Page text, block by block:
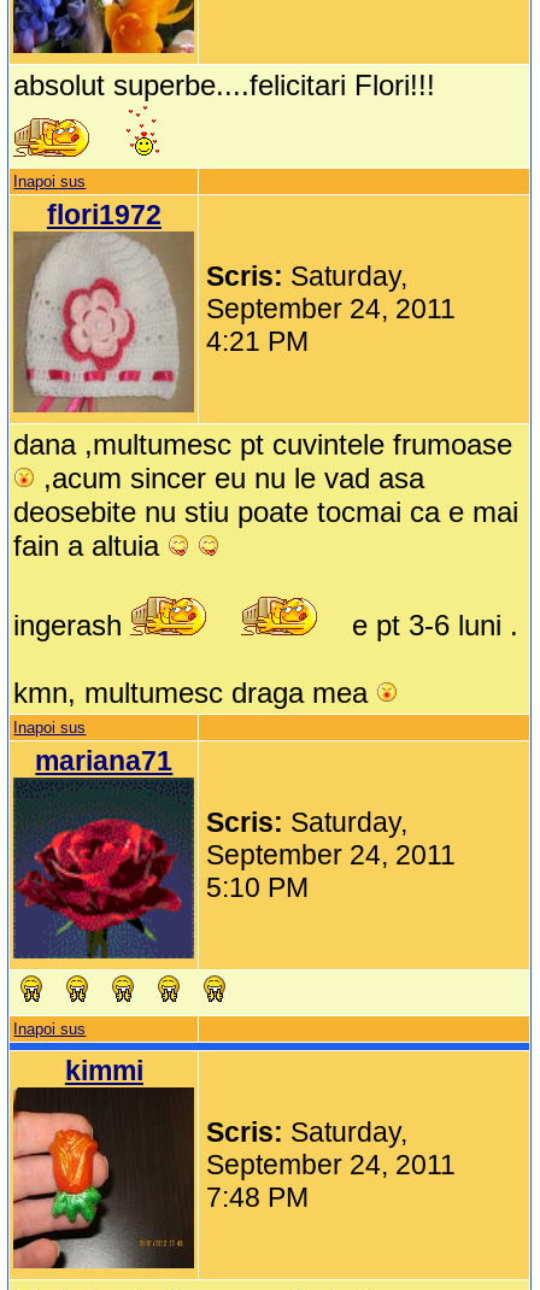
absolut superbe....felicitari Flori!!!
Inapoi sus
flori1972
Scris: Saturday,
September 24, 2011
4:21 PM
dana ,multumesc pt cuvintele frumoase
,acum sincer eu nu le vad asa
deosebite nu stiu poate tocmai ca e mai
fain a altuia
ingerash e pt 3-6 luni .
kmn, multumesc draga mea
Inapoi sus
mariana71
Scris: Saturday,
September 24, 2011
5:10 PM
Inapoi sus
kimmi
Scris: Saturday,
September 24, 2011
7:48 PM